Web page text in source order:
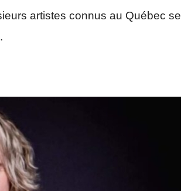
artistes connus au Québec se